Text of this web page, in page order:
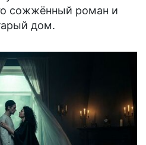
сожжённый роман и
дом.